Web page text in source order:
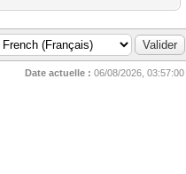
Date actuelle : 06/08/2026, 03:57:00